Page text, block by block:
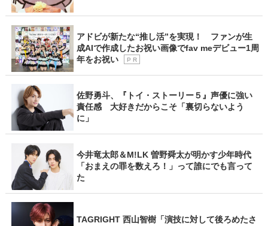
アドビが新たな“推し活”を実現！ ファンが生
成AIで作成したお祝い画像でfav meデビュー1周
年をお祝い
P R
佐野勇斗、『トイ・ストーリー５』声優に強い
責任感 大好きだからこそ「裏切らないよう
に」
今井竜太郎＆M!LK 曽野舜太が明かす少年時代
「おまえの罪を数えろ！」って誰にでも言って
た
TAGRIGHT 西山智樹「演技に対して後ろめたさ